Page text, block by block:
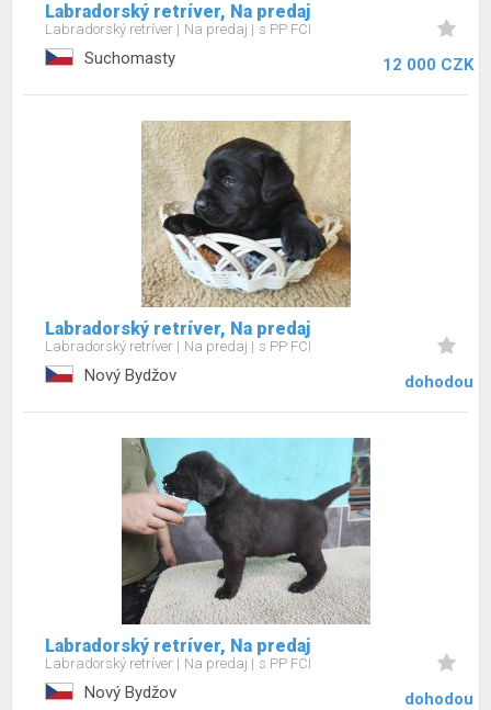
Labradorský retríver, Na predaj
Labradorský retríver Na predaj s PP FCI
Suchomasty 12 000 CZK
Labradorský retríver, Na predaj
Labradorský retríver Na predaj s PP FCI
Nový Bydžov dohodou
Labradorský retríver, Na predaj
Labradorský retríver Na predaj s PP FCI
Nový Bydžov dohodou